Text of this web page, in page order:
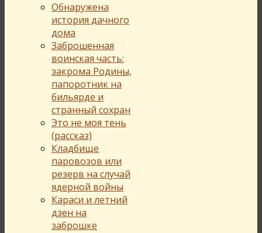
Обнаружена
история дачного
дома
Заброшенная
воинская часть:
закрома Родины,
папоротник на
бильярде и
странный сохран
Это не моя тень
(рассказ)
Кладбище
паровозов или
резерв на случай
ядерной войны
Караси и летний
дзен на
заброшке